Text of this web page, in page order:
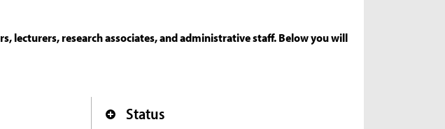
lecturers, research associates, and administrative staff. Below you will
Status